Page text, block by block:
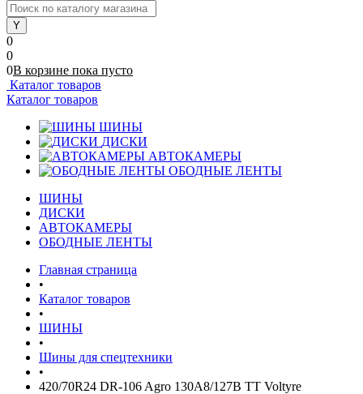
0
0
0В корзине пока пусто
Каталог товаров
Каталог товаров
ШИНЫ
ДИСКИ
АВТОКАМЕРЫ
ОБОДНЫЕ ЛЕНТЫ
ШИНЫ
ДИСКИ
АВТОКАМЕРЫ
ОБОДНЫЕ ЛЕНТЫ
Главная страница
•
Каталог товаров
•
ШИНЫ
•
Шины для спецтехники
•
420/70R24 DR-106 Agro 130A8/127B TT Voltyre